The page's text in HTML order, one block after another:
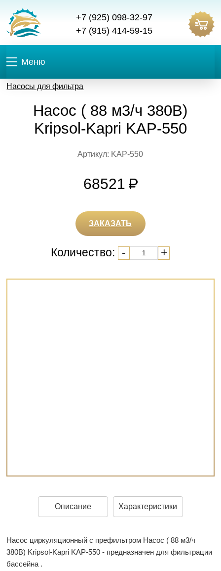
+7 (925) 098-32-97
+7 (915) 414-59-15
Меню
Насосы для фильтра
Насос ( 88 м3/ч 380В)
Kripsol-Kapri KAP-550
Артикул: KAP-550
68521
ЗАКАЗАТЬ
Количество: - +
Описание Характеристики
Насос циркуляционный с префильтром Насос ( 88 м3/ч
380В) Kripsol-Kapri KAP-550 - предназначен для фильтрации
бассейна .